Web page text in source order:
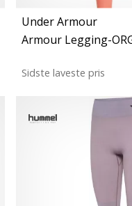
Under Armour
Armour Legging-
Sidste laveste pris
YLG